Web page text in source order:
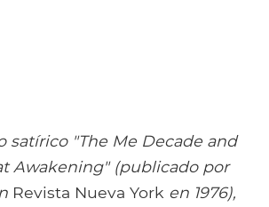
satírico "The Me Decade and
Awakening" (publicado por
Revista Nueva York en 1976),